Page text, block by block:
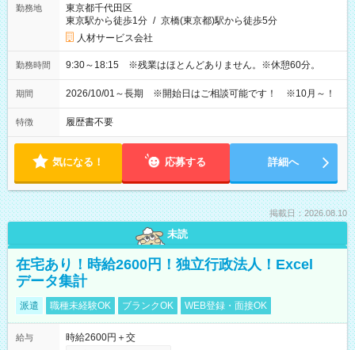
勤務地
東京都千代田区
東京駅から徒歩1分 / 京橋(東京都)駅から徒歩5分
人材サービス会社
勤務時間 9:30～18:15 ※残業はほとんどありません。※休憩60分。
期間 2026/10/01～長期 ※開始日はご相談可能です！ ※10月～！
特徴 履歴書不要
気になる！ 応募する 詳細へ
掲載日：2026.08.10
未読
在宅あり！時給2600円！独立行政法人！Excel
データ集計
派遣 職種未経験OK ブランクOK WEB登録・面接OK
給与
時給2600円＋交